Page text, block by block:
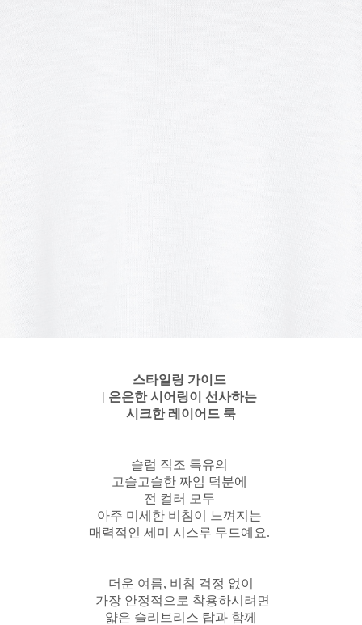
스타일링 가이드
| 은은한 시어링이 선사하는
시크한 레이어드 룩
슬럽 직조 특유의
고슬고슬한 짜임 덕분에
전 컬러 모두
아주 미세한 비침이 느껴지는
매력적인 세미 시스루 무드예요.
더운 여름, 비침 걱정 없이
가장 안정적으로 착용하시려면
얇은 슬리브리스 탑과 함께